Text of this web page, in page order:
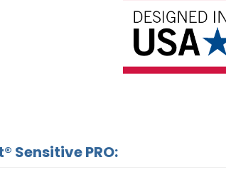
Sensitive PRO: